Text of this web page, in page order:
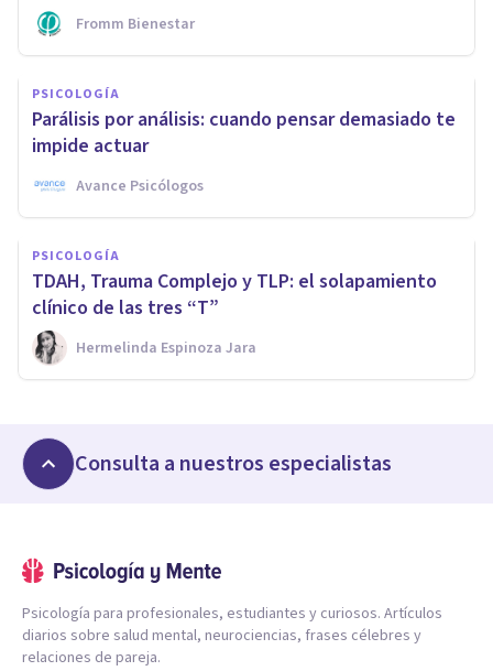
Fromm Bienestar
PSICOLOGÍA
Parálisis por análisis: cuando pensar demasiado te
impide actuar
Avance Psicólogos
PSICOLOGÍA
TDAH, Trauma Complejo y TLP: el solapamiento
clínico de las tres “T”
Hermelinda Espinoza Jara
Consulta a nuestros especialistas
Psicología para profesionales, estudiantes y curiosos. Artículos
diarios sobre salud mental, neurociencias, frases célebres y
relaciones de pareja.